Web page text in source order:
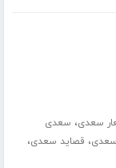
سعدی، سعدی
، قصاید سعدی،